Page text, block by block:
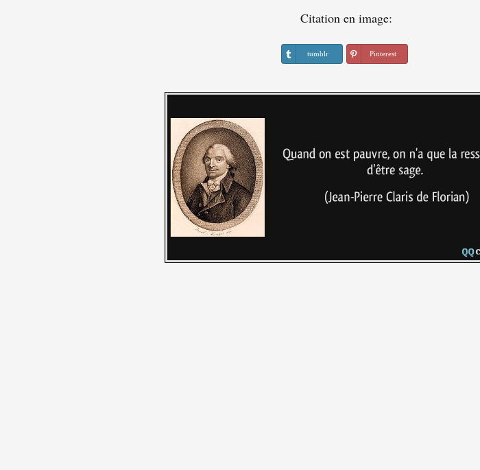
Citation en image:
tumblr Pinterest